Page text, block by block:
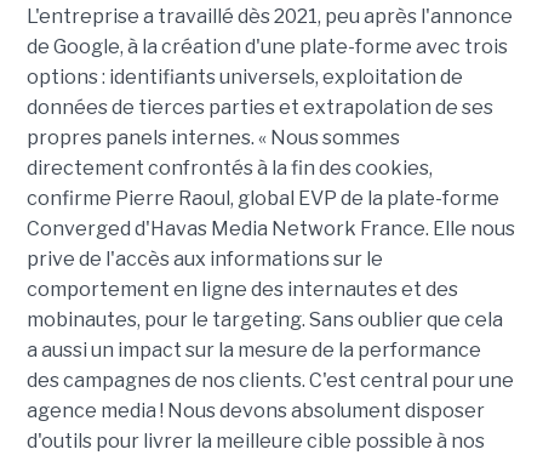
L'entreprise a travaillé dès 2021, peu après l'annonce
de Google, à la création d'une plate-forme avec trois
options : identifiants universels, exploitation de
données de tierces parties et extrapolation de ses
propres panels internes. « Nous sommes
directement confrontés à la fin des cookies,
confirme Pierre Raoul, global EVP de la plate-forme
Converged d'Havas Media Network France. Elle nous
prive de l'accès aux informations sur le
comportement en ligne des internautes et des
mobinautes, pour le targeting. Sans oublier que cela
a aussi un impact sur la mesure de la performance
des campagnes de nos clients. C'est central pour une
agence media ! Nous devons absolument disposer
d'outils pour livrer la meilleure cible possible à nos